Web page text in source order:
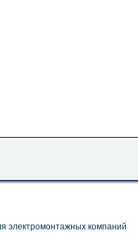
электромонтажных компаний